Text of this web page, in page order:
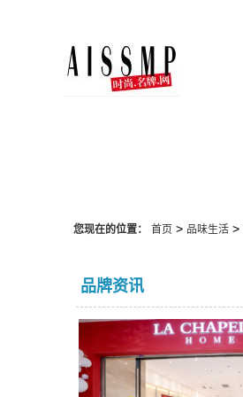
您现在的位置： 首页> 品味生活>
品牌资讯